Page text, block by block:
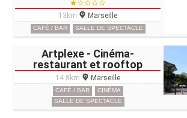
13km Marseille
CAFÉ / BAR SALLE DE SPECTACLE
Artplexe - Cinéma-
restaurant et rooftop
14.8km Marseille
CAFÉ / BAR
CINÉMA
SALLE DE SPECTACLE